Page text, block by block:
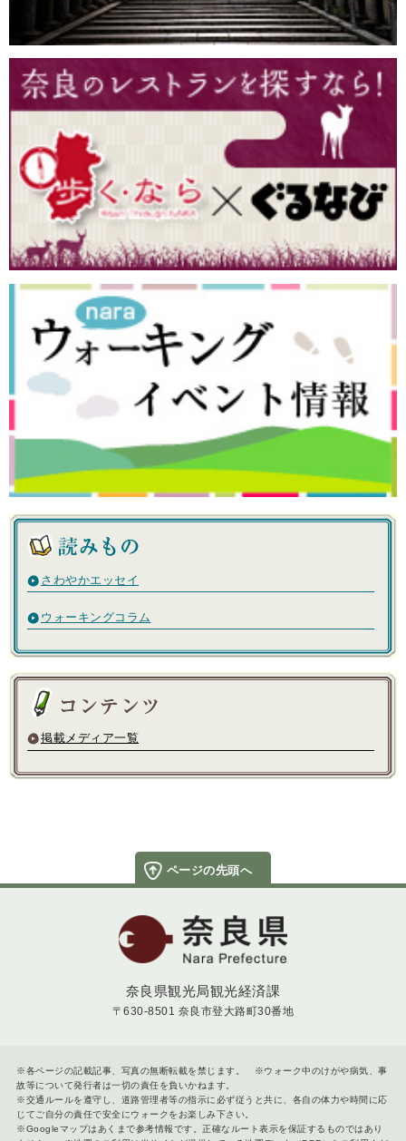
さわやかエッセイ
ウォーキングコラム
掲載メディア一覧
奈良県
奈良県観光局観光経済課
〒630-8501 奈良市登大路町30番地
※各ページの記載記事、写真の無断転載を禁じます。 ※ウォーク中のけがや病気、事
故等について発行者は一切の責任を負いかねます。
※交通ルールを遵守し、道路管理者等の指示に必ず従うと共に、各自の体力や時間に応
じてご自分の責任で安全にウォークをお楽しみ下さい。
※Googleマップはあくまで参考情報です。正確なルート表示を保証するものではあり
ページの先頭へ